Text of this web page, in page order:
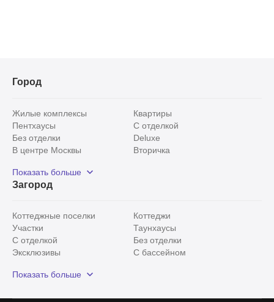
Город
Жилые комплексы
Квартиры
Пентхаусы
С отделкой
Без отделки
Deluxe
В центре Москвы
Вторичка
Рядом с парком
С панорамными окнами
Показать больше
Загород
Коттеджные поселки
Коттеджи
Участки
Таунхаусы
С отделкой
Без отделки
Эксклюзивы
С бассейном
Красногорский район
Показать больше